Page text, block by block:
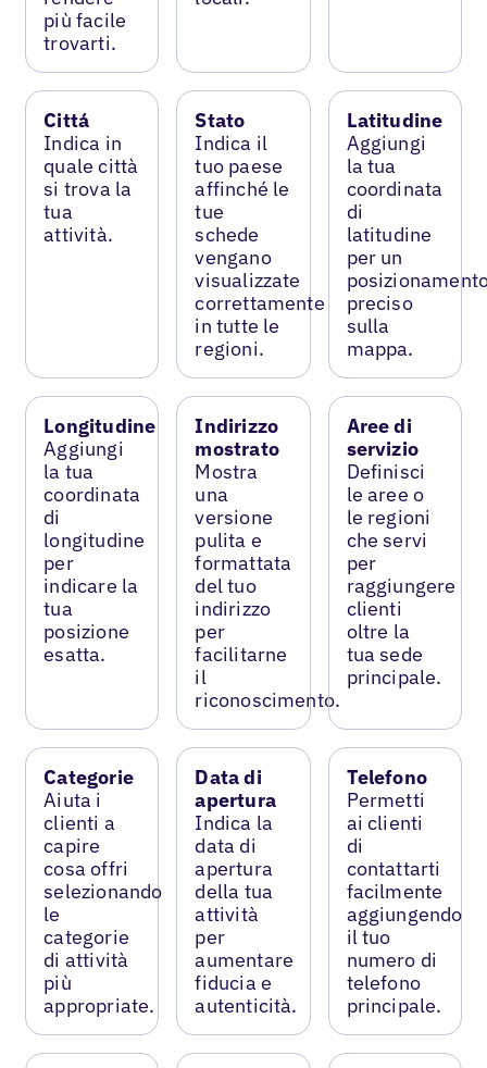
più facile
trovarti.
Cittá
Indica in
quale città
si trova la
tua
attività.
Stato
Indica il
tuo paese
affinché le
tue
schede
vengano
visualizzate
correttamente
in tutte le
regioni.
Latitudine
Aggiungi
la tua
coordinata
di
latitudine
per un
preciso
sulla
mappa.
Longitudine
Aggiungi
la tua
coordinata
di
longitudine
per
indicare la
tua
posizione
esatta.
Indirizzo
mostrato
Mostra
una
versione
pulita e
formattata
del tuo
indirizzo
per
facilitarne
il
riconoscimento.
Aree di
servizio
Definisci
le aree o
le regioni
che servi
per
raggiungere
clienti
oltre la
tua sede
principale.
Categorie
Aiuta i
clienti a
capire
cosa offri
selezionando
le
categorie
di attività
più
appropriate.
Data di
apertura
Indica la
data di
apertura
della tua
attività
per
aumentare
fiducia e
autenticità.
Telefono
Permetti
ai clienti
di
contattarti
facilmente
aggiungendo
il tuo
numero di
telefono
principale.